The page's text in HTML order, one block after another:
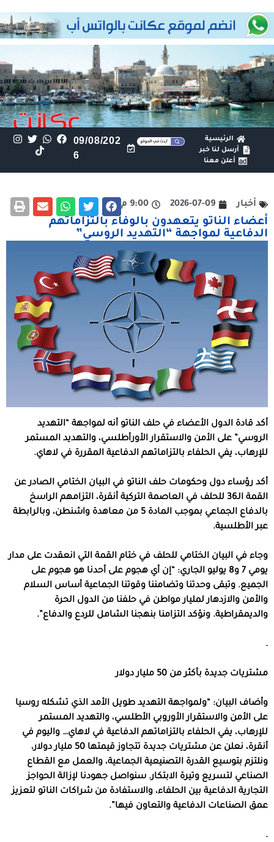
الرئيسية
أرسل لنا خبر
أعلن معنا
09/08/202
6
أخبار 2026-07-09 9:00 م
أعضاء الناتو يتعهدون بالوفاء بالتزاماتهم
الدفاعية لمواجهة “التهديد الروسي”
أكد قادة الدول الأعضاء في حلف الناتو أنه لمواجهة “التهديد
الروسي” على الأمن والاستقرار الأورأطلسي، والتهديد المستمر
للإرهاب، يفي الحلفاء بالتزاماتهم الدفاعية المقررة في لاهاي.
أكد رؤساء دول وحكومات حلف الناتو في البيان الختامي الصادر عن
القمة الـ36 للحلف في العاصمة التركية أنقرة، التزامهم الراسخ
بالدفاع الجماعي بموجب المادة 5 من معاهدة واشنطن، وبالرابطة
عبر الأطلسية.
وجاء في البيان الختامي للحلف في ختام القمة التي انعقدت على مدار
يومي 7 و8 يوليو الجاري: “إن أي هجوم على أحدنا هو هجوم على
الجميع. وتبقى وحدتنا وتضامننا وقوتنا الجماعية أساس السلام
والأمن والازدهار لمليار مواطن في حلفنا من الدول الحرة
والديمقراطية. ونؤكد التزامنا بنهجنا الشامل للردع والدفاع”.
.
مشتريات جديدة بأكثر من 50 مليار دولار
وأضاف البيان: “ولمواجهة التهديد طويل الأمد الذي تشكله روسيا
على الأمن والاستقرار الأوروبي الأطلسي، والتهديد المستمر
للإرهاب، يفي الحلفاء بالتزاماتهم الدفاعية في لاهاي… واليوم في
أنقرة، نعلن عن مشتريات جديدة تتجاوز قيمتها 50 مليار دولار،
ونلتزم بتوسيع القدرة التصنيعية الجماعية، والعمل مع القطاع
الصناعي لتسريع وتيرة الابتكار. سنواصل جهودنا لإزالة الحواجز
التجارية الدفاعية بين الحلفاء، والاستفادة من شراكات الناتو لتعزيز
عمق الصناعات الدفاعية والتعاون فيها”.
.